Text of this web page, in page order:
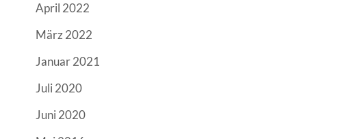
April 2022
März 2022
Januar 2021
Juli 2020
Juni 2020